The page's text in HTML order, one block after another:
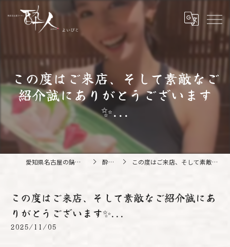
この度はご来店、そして素敵なご
紹介誠にありがとうございます
✨...
愛知県名古屋の鍋なら純系名古屋コーチン 酔人 酔人ブログ この度はご来店、そして素敵なご紹介誠にありがとうございます✨...
この度はご来店、そして素敵なご紹介誠にあ
りがとうございます✨...
2025/11/05